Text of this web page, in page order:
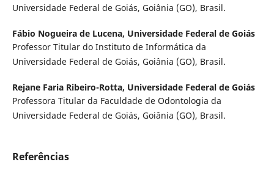
Universidade Federal de Goiás, Goiânia (GO), Brasil.
Fábio Nogueira de Lucena, Universidade Federal de Goiás
Professor Titular do Instituto de Informática da
Universidade Federal de Goiás, Goiânia (GO), Brasil.
Rejane Faria Ribeiro-Rotta, Universidade Federal de Goiás
Professora Titular da Faculdade de Odontologia da
Universidade Federal de Goiás, Goiânia (GO), Brasil.
Referências